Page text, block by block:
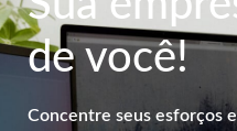
de você!
Concentre seus esforços